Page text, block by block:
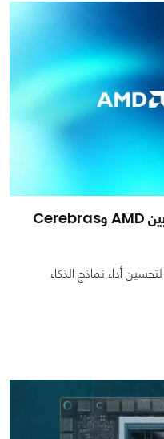
Advancing AI 2026: تعاون بين AMD وCerebras
إلى جانب الكشف عن منصة ROCm.AI لتحسين أداء نماذج الذكاء